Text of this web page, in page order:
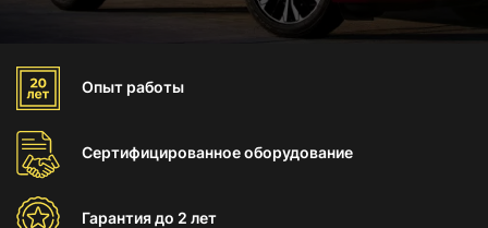
Опыт работы
Сертифицированноеоборудование
Гарантиядо 2 лет